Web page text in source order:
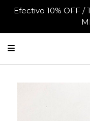
Efectivo 10% OFF /